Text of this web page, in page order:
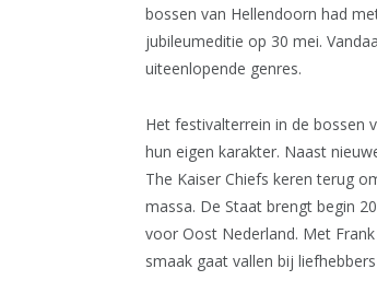
bossen van Hellendoorn had
jubileumeditie op 30 mei.
uiteenlopende genres.
Het festivalterrein in de bossen
hun eigen karakter. Naast
The Kaiser Chiefs keren terug
massa. De Staat brengt begin
voor Oost Nederland. Met
smaak gaat vallen bij